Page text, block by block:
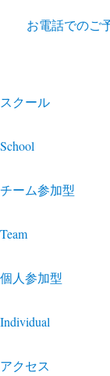
お電話でのご
スクール
School
チーム参加型
Team
個人参加型
Individual
アクセス